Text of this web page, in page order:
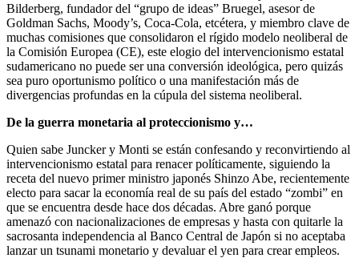
Bilderberg, fundador del “grupo de ideas” Bruegel, asesor de
Goldman Sachs, Moody’s, Coca-Cola, etcétera, y miembro clave de
muchas comisiones que consolidaron el rígido modelo neoliberal de
la Comisión Europea (CE), este elogio del intervencionismo estatal
sudamericano no puede ser una conversión ideológica, pero quizás
sea puro oportunismo político o una manifestación más de
divergencias profundas en la cúpula del sistema neoliberal.
De la guerra monetaria al proteccionismo y…
Quien sabe Juncker y Monti se están confesando y reconvirtiendo al
intervencionismo estatal para renacer políticamente, siguiendo la
receta del nuevo primer ministro japonés Shinzo Abe, recientemente
electo para sacar la economía real de su país del estado “zombi” en
que se encuentra desde hace dos décadas. Abre ganó porque
amenazó con nacionalizaciones de empresas y hasta con quitarle la
sacrosanta independencia al Banco Central de Japón si no aceptaba
lanzar un tsunami monetario y devaluar el yen para crear empleos.